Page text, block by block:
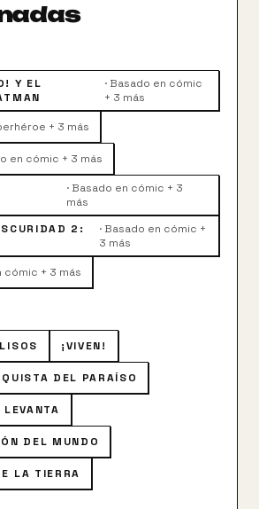
lotería y promete a Buñuel que
Y EL
· Basado en cómic
+ 3 más
+ 3 más
en cómic + 3 más
· Basado en cómic + 3
más
2:
· Basado en cómic +
3 más
cómic + 3 más
¡VIVEN!
DEL PARAÍSO
DEL MUNDO
LA TIERRA